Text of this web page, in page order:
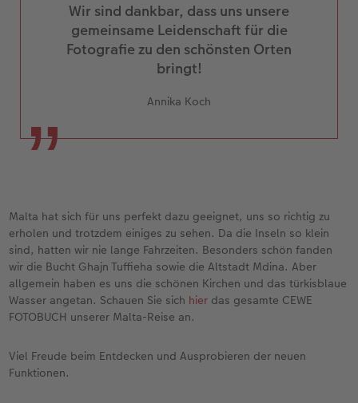
Wir sind dankbar, dass uns unsere
gemeinsame Leidenschaft für die
Fotografie zu den schönsten Orten
bringt!
Annika Koch
Malta hat sich für uns perfekt dazu geeignet, uns so richtig zu
erholen und trotzdem einiges zu sehen. Da die Inseln so klein
sind, hatten wir nie lange Fahrzeiten. Besonders schön fanden
wir die Bucht Ghajn Tuffieha sowie die Altstadt Mdina. Aber
allgemein haben es uns die schönen Kirchen und das türkisblaue
Wasser angetan. Schauen Sie sich hier das gesamte CEWE
FOTOBUCH unserer Malta-Reise an.
Viel Freude beim Entdecken und Ausprobieren der neuen
Funktionen.